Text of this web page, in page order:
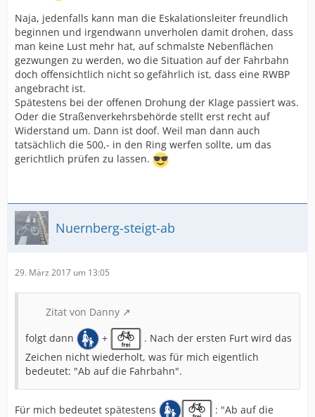
Naja, jedenfalls kann man die Eskalationsleiter freundlich
beginnen und irgendwann unverholen damit drohen, dass
man keine Lust mehr hat, auf schmalste Nebenflächen
gezwungen zu werden, wo die Situation auf der Fahrbahn
doch offensichtlich nicht so gefährlich ist, dass eine RWBP
angebracht ist.
Spätestens bei der offenen Drohung der Klage passiert was.
Oder die Straßenverkehrsbehörde stellt erst recht auf
Widerstand um. Dann ist doof. Weil man dann auch
tatsächlich die 500,- in den Ring werfen sollte, um das
gerichtlich prüfen zu lassen.
Nuernberg-steigt-ab
29. März 2017 um 13:05
Zitat von Danny
folgt dann
+
. Nach der ersten Furt wird das
Zeichen nicht wiederholt, was für mich eigentlich
bedeutet: "Ab auf die Fahrbahn".
Für mich bedeutet spätestens
: "Ab auf die